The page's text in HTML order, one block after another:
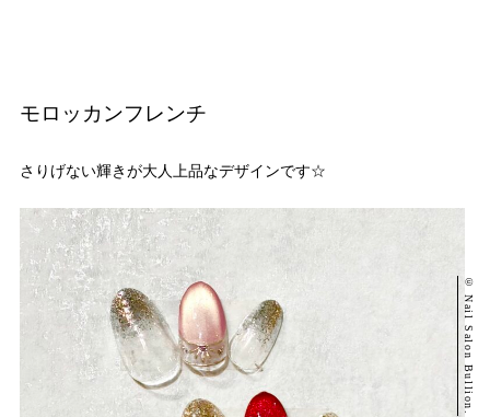
モロッカンフレンチ
さりげない輝きが大人上品なデザインです☆
© Nail Salon Bullion.